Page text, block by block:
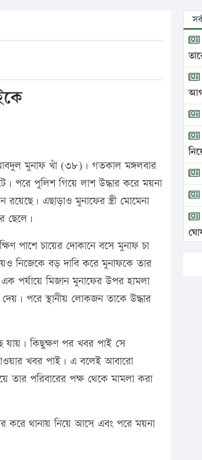
আবদুল মুনাফ খাঁ (৩৮)। গতকাল মঙ্গলবার
পরে পুলিশ গিয়ে লাশ উদ্ধার করে ময়না
এছাড়াও মুনাফের স্ত্রী মোমেনা
ছেলে।
পাশে চায়ের দোকানে বসে মুনাফ চা
নিজেকে বড় দাবি করে মুনাফকে তার
পর্যায়ে মিজান মুনাফের উপর হামলা
পরে স্থানীয় লোকজন তাকে উদ্ধার
যায়। কিছুক্ষণ পর খবর পাই সে
খবর পাই। এ বলেই আবারো
তার পরিবারের পক্ষ থেকে মামলা করা
করে থানায় নিয়ে আসে এবং পরে ময়না